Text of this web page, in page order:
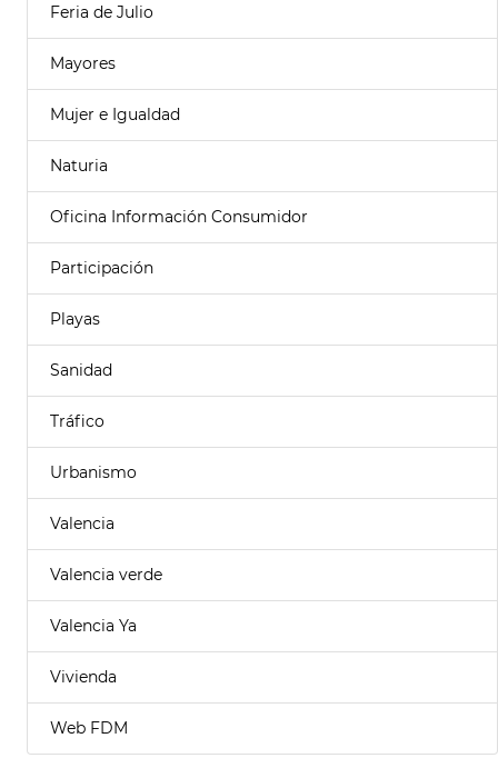
Feria de Julio
Mayores
Mujer e Igualdad
Naturia
Oficina Información Consumidor
Participación
Playas
Sanidad
Tráfico
Urbanismo
Valencia
Valencia verde
Valencia Ya
Vivienda
Web FDM